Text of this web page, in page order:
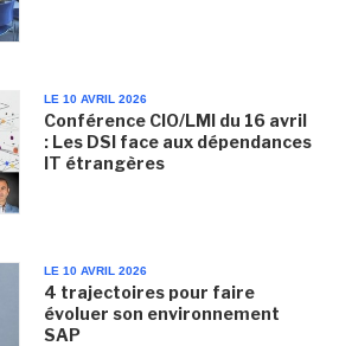
LE 10 AVRIL 2026
Conférence CIO/LMI du 16 avril
: Les DSI face aux dépendances
IT étrangères
LE 10 AVRIL 2026
4 trajectoires pour faire
évoluer son environnement
SAP